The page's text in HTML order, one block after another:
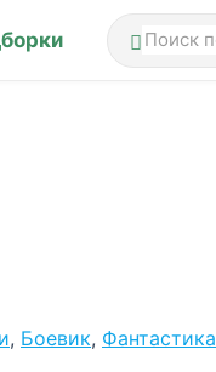
, Боевик, Фантастика